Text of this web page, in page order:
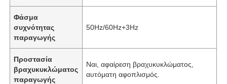
Φάσμα
συχνότητας
παραγωγής
50Hz/60Hz+3Hz
Προστασία
βραχυκυκλώματος
παραγωγής
Ναι, αφαίρεση βραχυκυκλώματος,
αυτόματη αφοπλισμός.